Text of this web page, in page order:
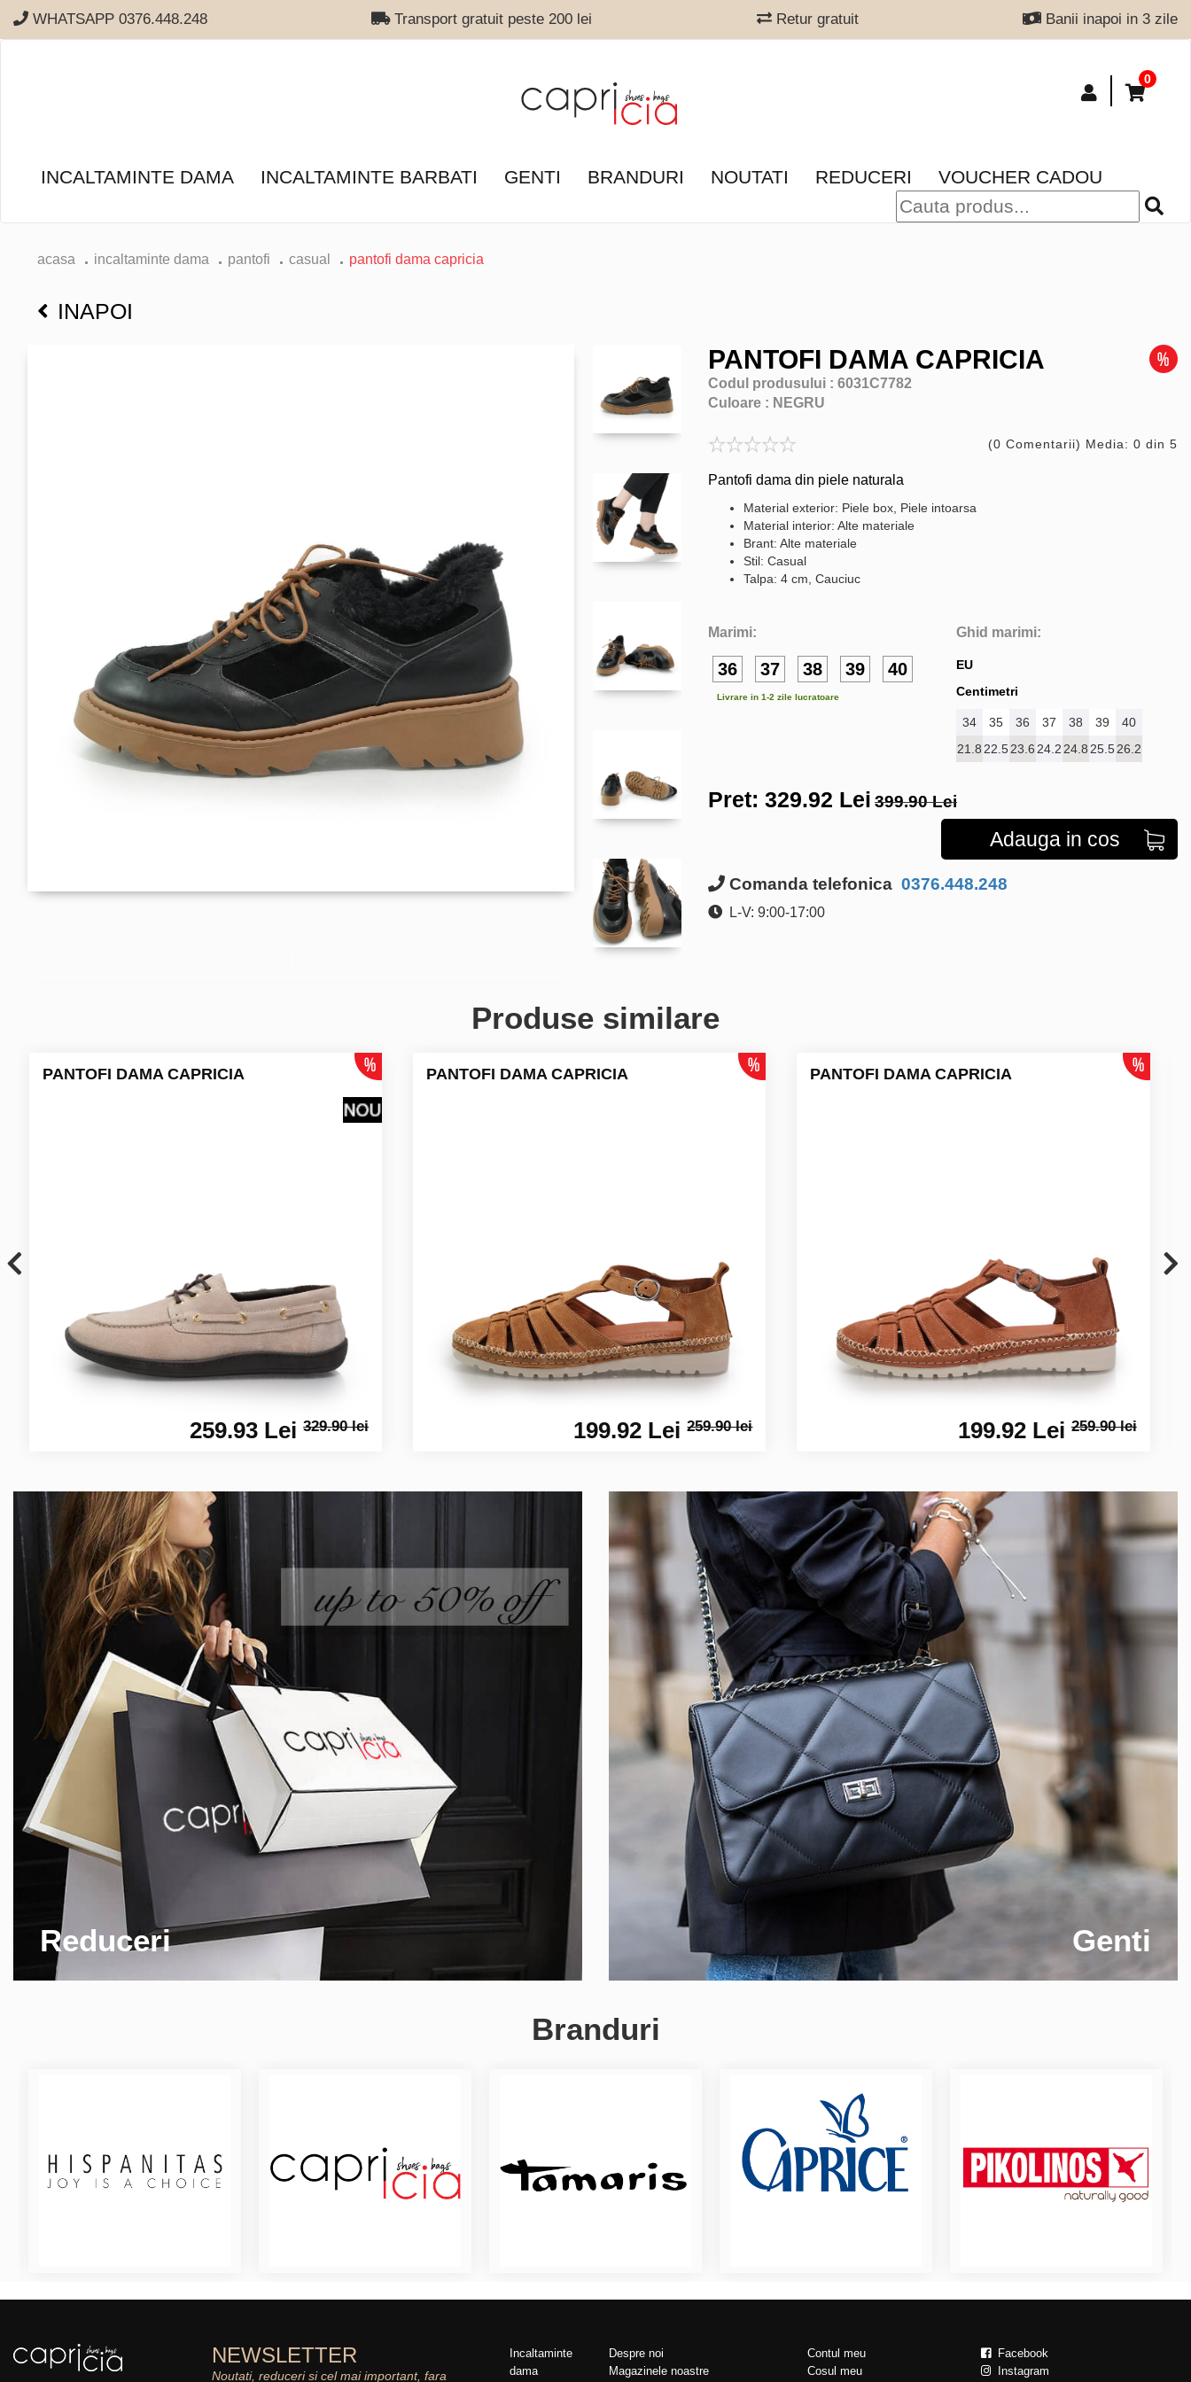
WHATSAPP 0376.448.248 Transport gratuit peste 200 lei Retur gratuit Banii inapoi in 3 zile
0
INCALTAMINTE DAMA INCALTAMINTE BARBATI GENTI BRANDURI NOUTATI REDUCERI VOUCHER CADOU
acasa incaltaminte dama pantofi casual pantofi dama capricia
INAPOI
PANTOFI DAMA CAPRICIA
Codul produsului : 6031C7782
Culoare : NEGRU
(0 Comentarii) Media: 0 din 5
Pantofi dama din piele naturala
Material exterior: Piele box, Piele intoarsa
Material interior: Alte materiale
Brant: Alte materiale
Stil: Casual
Talpa: 4 cm, Cauciuc
Marimi:
36 37 38 39 40
Livrare in 1-2 zile lucratoare
Ghid marimi:
EU
Centimetri
34 35 36 37 38 39
40
21.8 22.523.6 24.2 24.8 25.526.2
Pret: 329.92 Lei 399.90 Lei
Adauga in cos
Comanda telefonica 0376.448.248
L-V: 9:00-17:00
Produse similare
PANTOFI DAMA CAPRICIA
259.93 Lei329.90 lei
PANTOFI DAMA CAPRICIA
199.92 Lei259.90 lei
PANTOFI DAMA CAPRICIA
199.92 Lei259.90 lei
Reduceri Genti
Branduri
NEWSLETTER
Noutati, reduceri si cel mai important, fara
Incaltaminte
dama
Despre noi
Magazinele noastre
Contul meu
Cosul meu
Facebook
Instagram